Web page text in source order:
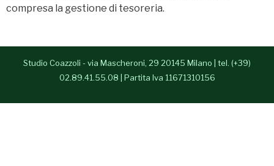
- Alessia Congedo
Contacts
compresa la gestione di tesoreria.
Studio Coazzoli - via Mascheroni, 29 20145 Milano | tel. (+39)
02.89.41.55.08 | Partita Iva 11671310156